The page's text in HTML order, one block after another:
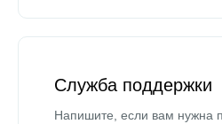
Служба поддержки
Напишите, если вам нужна